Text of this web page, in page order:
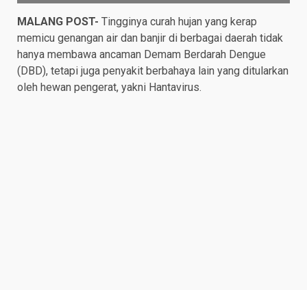
MALANG POST- ​ Tingginya curah hujan yang kerap
memicu genangan air dan banjir di berbagai daerah tidak
hanya membawa ancaman Demam Berdarah Dengue
(DBD), tetapi juga penyakit berbahaya lain yang ditularkan
oleh hewan pengerat, yakni Hantavirus.